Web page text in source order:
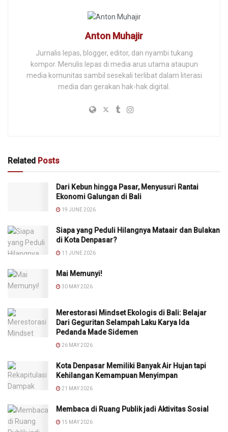
Anton Muhajir
Jurnalis lepas, blogger, editor, dan nyambi tukang
kompor. Menulis lepas di media arus utama ataupun
media komunitas sambil sesekali terlibat dalam literasi
media dan gerakan hak-hak digital.
Related Posts
Dari Kebun hingga Pasar, Menyusuri Rantai
Ekonomi Galungan di Bali
19 JUNE 2026
Siapa yang Peduli Hilangnya Mataair dan Bulakan
di Kota Denpasar?
11 JUNE 2026
Mai Memunyi!
30 MAY 2026
Merestorasi Mindset Ekologis di Bali: Belajar
Dari Geguritan Selampah Laku Karya Ida
Pedanda Made Sidemen
26 MAY 2026
Kota Denpasar Memiliki Banyak Air Hujan tapi
Kehilangan Kemampuan Menyimpan
21 MAY 2026
Membaca di Ruang Publik jadi Aktivitas Sosial
15 MAY 2026